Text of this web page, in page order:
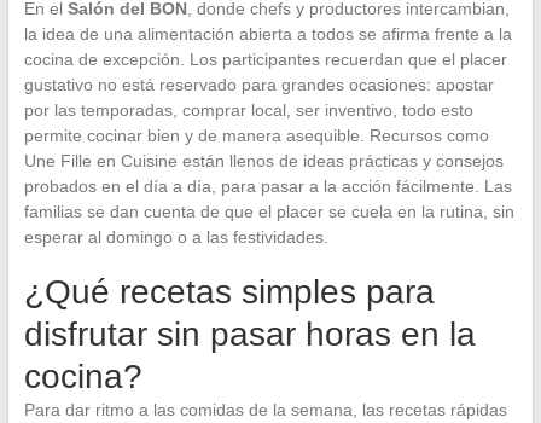
En el Salón del BON, donde chefs y productores intercambian,
la idea de una alimentación abierta a todos se afirma frente a la
cocina de excepción. Los participantes recuerdan que el placer
gustativo no está reservado para grandes ocasiones: apostar
por las temporadas, comprar local, ser inventivo, todo esto
permite cocinar bien y de manera asequible. Recursos como
Une Fille en Cuisine están llenos de ideas prácticas y consejos
probados en el día a día, para pasar a la acción fácilmente. Las
familias se dan cuenta de que el placer se cuela en la rutina, sin
esperar al domingo o a las festividades.
¿Qué recetas simples para
disfrutar sin pasar horas en la
cocina?
Para dar ritmo a las comidas de la semana, las recetas rápidas